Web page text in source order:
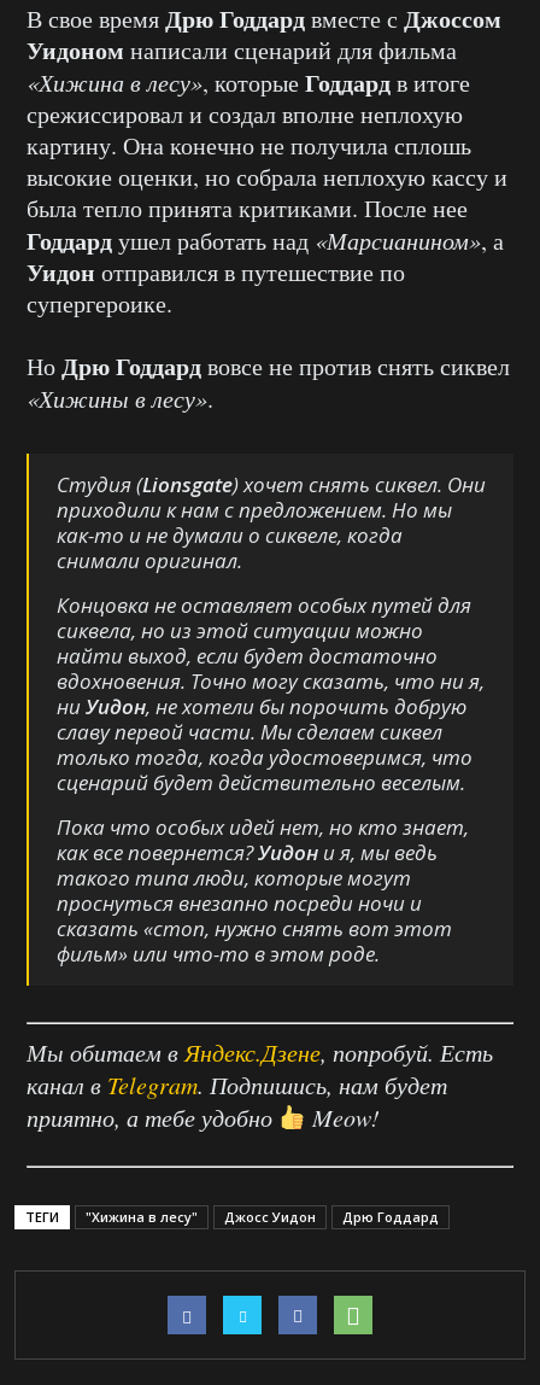
В свое времяДрю Годдардвместе с Джоссом
Уидоном написали сценарий для фильма
«Хижина в лесу», которыеГоддардв итоге
срежиссировал и создал вполне неплохую
картину. Она конечно не получила сплошь
высокие оценки, но собрала неплохую кассу и
была тепло принята критиками. После нее
Годдардушел работать над «Марсианином», а
Уидон отправился в путешествие по
супергероике.
НоДрю Годдардвовсе не против снять сиквел
«Хижины в лесу».
Студия (Lionsgate) хочет снять сиквел. Они
приходили к нам с предложением. Но мы
как-то и не думали о сиквеле, когда
снимали оригинал.
Концовка не оставляет особых путей для
сиквела, но из этой ситуации можно
найти выход, если будет достаточно
вдохновения. Точно могу сказать, что ни я,
ниУидон, не хотели бы порочить добрую
славу первой части. Мы сделаем сиквел
только тогда, когда удостоверимся, что
сценарий будет действительно веселым.
Пока что особых идей нет, но кто знает,
как все повернется?Уидон и я, мы ведь
такого типа люди, которые могут
проснуться внезапно посреди ночи и
сказать «стоп, нужно снять вот этот
фильм» или что-то в этом роде.
Мы обитаем вЯндекс.Дзене, попробуй. Есть
канал в Telegram. Подпишись, нам будет
приятно, а тебе удобно
Meow!
ТЕГИ "Хижина в лесу" Джосс Уидон Дрю Годдард